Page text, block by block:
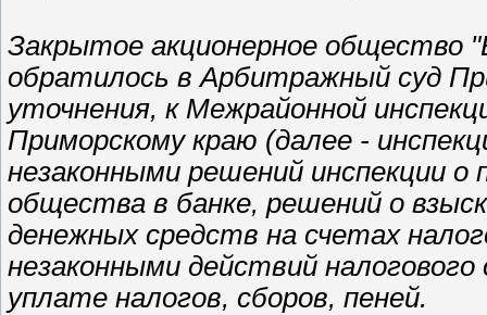
Закрытое акционерное общество
обратилось в Арбитражный суд
уточнения, к Межрайонной
Приморскому краю (далее -
незаконными решений инспекции
общества в банке, решений о
денежных средств на счетах
незаконными действий
уплате налогов, сборов, пеней.